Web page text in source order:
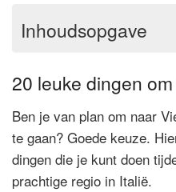
Inhoudsopgave
20 leuke dingen
Ben je van plan om naar
te gaan? Goede keuze.
dingen die je kunt doen
prachtige regio in Italië.